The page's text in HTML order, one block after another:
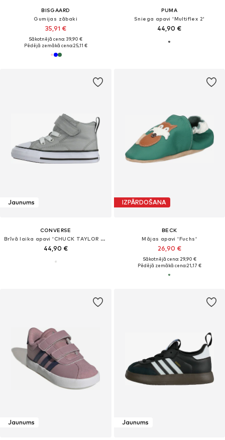
BISGAARD
Gumijas zābaki
35,91 €
Sākotnējā cena: 39,90 €
Pēdējā zemākā cena:25,11 €
PUMA
Sniega apavi 'Multiflex 2'
44,90 €
Jaunums
CONVERSE
Brīvā laika apavi 'CHUCK TAYLOR ALL STAR MALDEN STREET 1V'
44,90 €
IZPĀRDOŠANA
BECK
Mājas apavi 'Fuchs'
26,90 €
Sākotnējā cena: 29,90 €
Pēdējā zemākā cena:21,17 €
Jaunums Jaunums